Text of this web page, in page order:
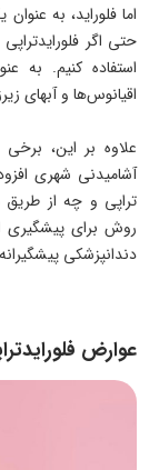
اما فلوراید، به
حتی اگر
استفاده کنیم. به
اقیانوس‌ها و آبهای
علاوه بر این،
آشامیدنی شهری
تراپی و چه از طریق
روش برای پیشگیری
دندانپزشکی
عوارض